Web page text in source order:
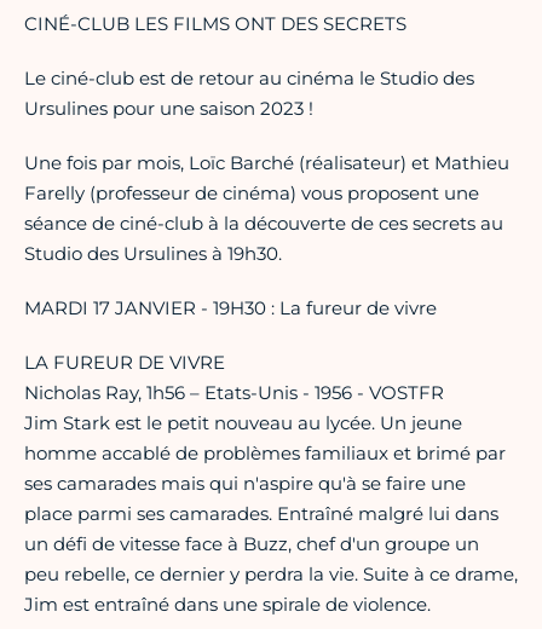
CINÉ-CLUB LES FILMS ONT DES SECRETS
Le ciné-club est de retour au cinéma le Studio des
Ursulines pour une saison 2023 !
Une fois par mois, Loïc Barché (réalisateur) et Mathieu
Farelly (professeur de cinéma) vous proposent une
séance de ciné-club à la découverte de ces secrets au
Studio des Ursulines à 19h30.
MARDI 17 JANVIER - 19H30 : La fureur de vivre
LA FUREUR DE VIVRE
Nicholas Ray, 1h56 – Etats-Unis - 1956 - VOSTFR
Jim Stark est le petit nouveau au lycée. Un jeune
homme accablé de problèmes familiaux et brimé par
ses camarades mais qui n'aspire qu'à se faire une
place parmi ses camarades. Entraîné malgré lui dans
un défi de vitesse face à Buzz, chef d'un groupe un
peu rebelle, ce dernier y perdra la vie. Suite à ce drame,
Jim est entraîné dans une spirale de violence.